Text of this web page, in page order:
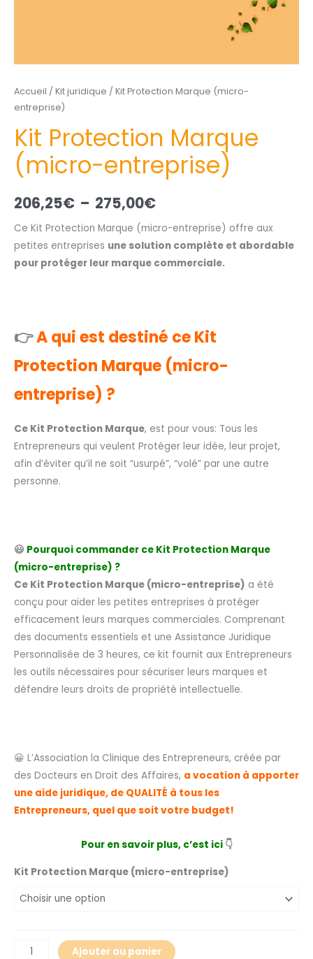
Accueil / Kit juridique / Kit Protection Marque (micro-
entreprise)
Kit Protection Marque
(micro-entreprise)
206,25€ – 275,00€
Ce Kit Protection Marque (micro-entreprise) offre aux
petites entreprises une solution complète et abordable
pour protéger leur marque commerciale.
👉A qui est destiné ce Kit
Protection Marque (micro-
entreprise) ?
Ce Kit Protection Marque, est pour vous: Tous les
Entrepreneurs qui veulent Protéger leur idée, leur projet,
afin d’éviter qu’il ne soit “usurpé”, “volé” par une autre
personne.
😃 Pourquoi commander ce Kit Protection Marque
(micro-entreprise) ?
Ce Kit Protection Marque (micro-entreprise) a été
conçu pour aider les petites entreprises à protéger
efficacement leurs marques commerciales. Comprenant
des documents essentiels et une Assistance Juridique
Personnalisée de 3 heures, ce kit fournit aux Entrepreneurs
les outils nécessaires pour sécuriser leurs marques et
défendre leurs droits de propriété intellectuelle.
😀 L’Association la Clinique des Entrepreneurs, créée par
des Docteurs en Droit des Affaires, a vocation à apporter
une aide juridique, de QUALITÉ à tous les
Entrepreneurs, quel que soit votre budget!
Pour en savoir plus, c’est ici 👇
Kit Protection Marque (micro-entreprise)
Ajouter au panier